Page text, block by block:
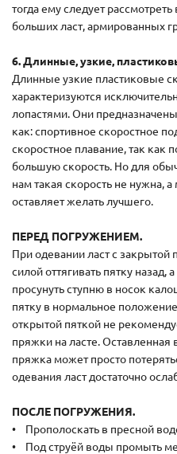
тогда ему следует
больших ласт, армированных
6. Длинные, узкие,
Длинные узкие пластиковые
характеризуются
лопастями. Они
как: спортивное скоростное
скоростное плавание, так как
большую скорость. Но для
нам такая скорость не нужна,
оставляет желать лучшего.
ПЕРЕД ПОГРУЖЕНИЕМ.
При одевании ласт с закрытой
силой оттягивать пятку назад,
просунуть ступню в носок
пятку в нормальное
открытой пяткой не
пряжки на ласте. Оставленная
пряжка может просто
одевания ласт достаточно
ПОСЛЕ ПОГРУЖЕНИЯ.
• Прополоскать в пресной
• Под струёй воды промыть